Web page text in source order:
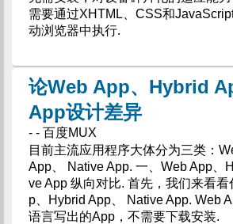
需要通过XHTML、CSS和
动浏览器中执行.
论Web App、Hybrid
App设计差异
- - 百度MUX
目前主流应用程序大体分为三类：
App、 Native App. 一、Web App、
ve App 纵向对比. 首先，我们来看看
p、Hybrid App、 Native App. Web
语言写出的App，不需要下载安装.